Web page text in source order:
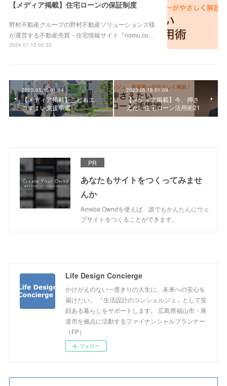
【メディア掲載】住宅ローンの保証制度
野村不動産グループの野村不動産ソリューションズ様
が運営する不動産売買・住宅情報サイト『nomu.co…
2024.01.10 05:32
2023.05.18 01:14
【メディア掲載】こどもエ
コすまい支援事業
2023.05.18 01:09
【メディア掲載】今、押さ
えたい住宅ローン活用術21
PR
あなたもサイトをつくってみませ
んか
Ameba Owndを使えば、誰でもかんたんにウェ
ブサイトをつくることができます。
Life Design Concierge
かけがえのない一度きりの人生に、未来への安心を
届けたい。 「生活設計のコンシェルジュ」として笑
顔ある暮らしをサポートします。 広島県福山市・尾
道市を拠点に活動するファイナンシャルプランナー
（FP）
フォロー